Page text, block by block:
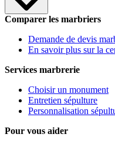
Comparer les marbriers
Demande de devis
En savoir plus sur la
Services marbrerie
Choisir un monument
Entretien sépulture
Personnalisation
Pour vous aider